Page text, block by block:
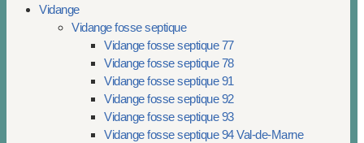
Vidange
Vidange fosse septique
Vidange fosse septique 77
Vidange fosse septique 78
Vidange fosse septique 91
Vidange fosse septique 92
Vidange fosse septique 93
Vidange fosse septique 94 Val-de-Marne